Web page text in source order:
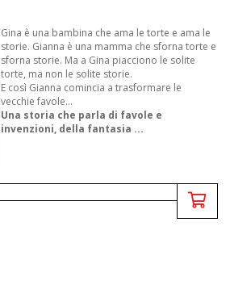
Gina è una bambina che ama le torte e ama le
storie. Gianna è una mamma che sforna torte e
sforna storie. Ma a Gina piacciono le solite
torte, ma non le solite storie.
E così Gianna comincia a trasformare le
vecchie favole…
Una storia che parla di favole e
invenzioni, della fantasia ...